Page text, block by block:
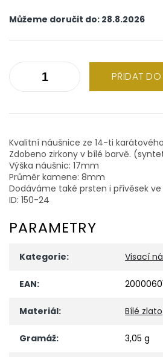
cena:
Můžeme doručit do: 28.8.2026
PŘIDAT DO
Kvalitní náušnice ze 14-ti
Zdobeno zirkony v bílé barvě.
Výška náušnic: 17mm
Průměr kamene: 8mm
Dodáváme také prsten i přívěsek
ID: 150-24
PARAMETRY
Kategorie: Visací
EAN:
Materiál: Bílé zlato
Gramáž: 3,05 g